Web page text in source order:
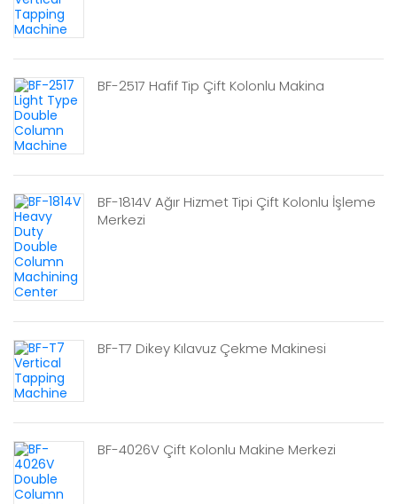
BF-2517 Hafif Tip Çift Kolonlu Makina
BF-1814V Ağır Hizmet Tipi Çift Kolonlu İşleme
Merkezi
BF-T7 Dikey Kılavuz Çekme Makinesi
BF-4026V Çift Kolonlu Makine Merkezi